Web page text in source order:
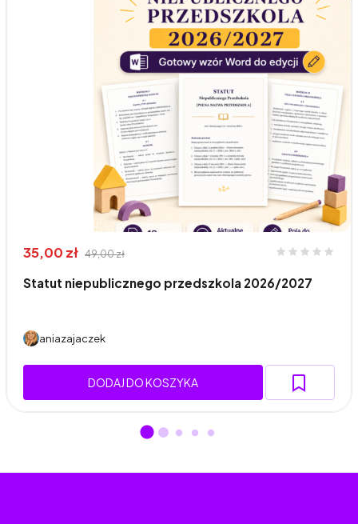
35,00 zł 49,00 zł
Statut niepublicznego przedszkola 2026/2027
aniazajaczek
DODAJ DO KOSZYKA